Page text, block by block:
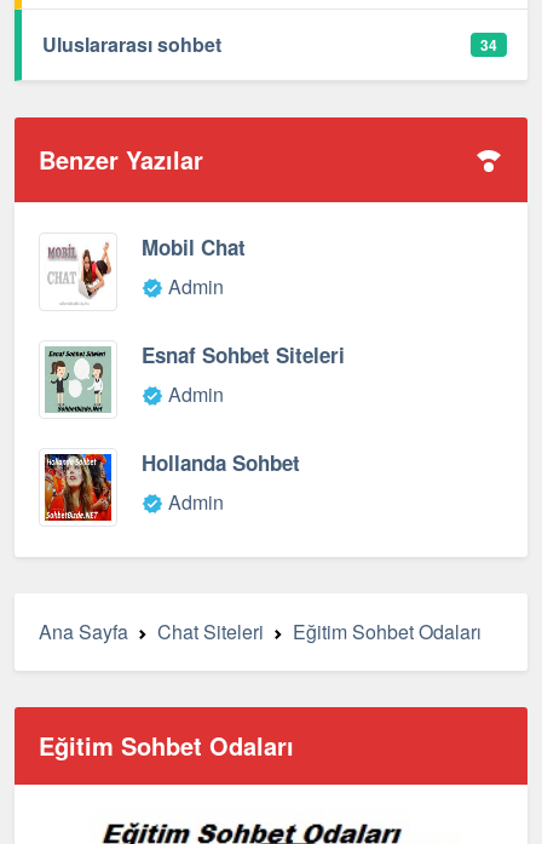
Uluslararası sohbet 34
Benzer Yazılar
Mobil Chat
Admin
Esnaf Sohbet Siteleri
Admin
Hollanda Sohbet
Admin
Ana Sayfa Chat Siteleri Eğitim Sohbet Odaları
Eğitim Sohbet Odaları